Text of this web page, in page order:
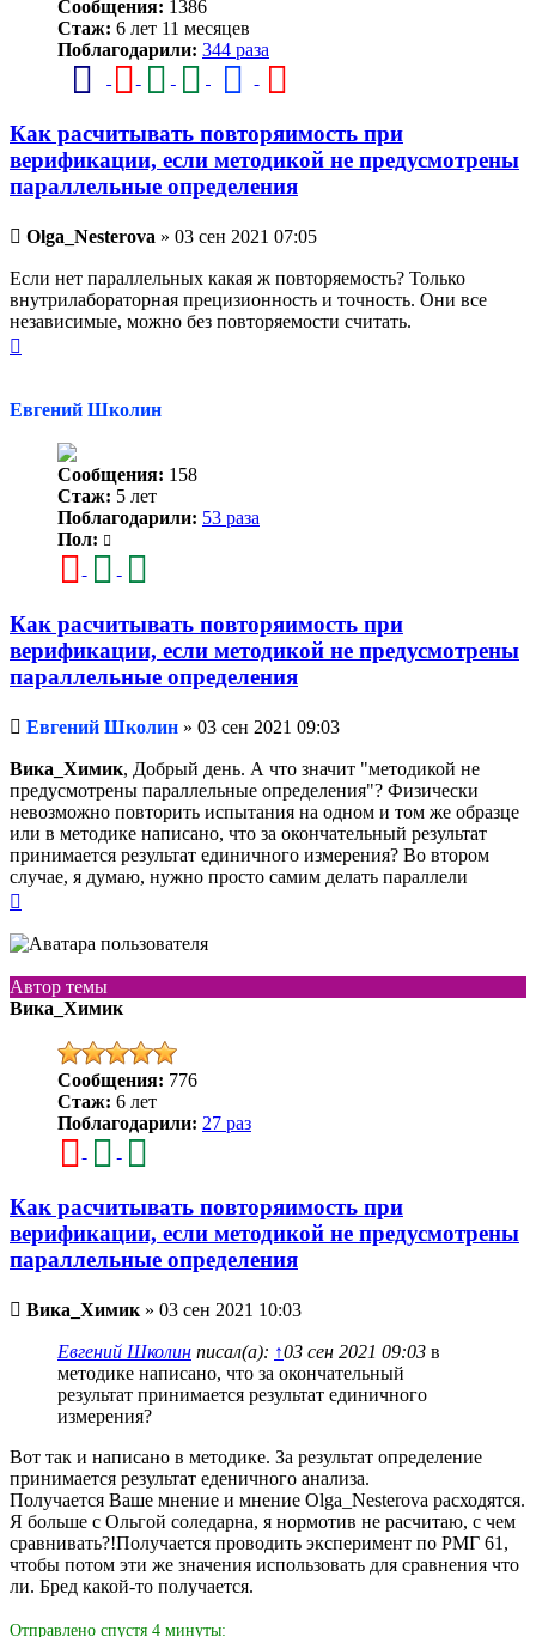
Сообщения: 1386
Стаж: 6 лет 11 месяцев
Поблагодарили: 344 раза
Как расчитывать повторяимость при
верификации, если методикой не предусмотрены
параллельные определения
Непрочитанное
сообщение
Olga_Nesterova » 03 сен 2021 07:05
Если нет параллельных какая ж повторяемость? Только
внутрилабораторная прецизионность и точность. Они все
независимые, можно без повторяемости считать.
Евгений Школин
Сообщения: 158
Стаж: 5 лет
Поблагодарили: 53 раза
Пол:
Как расчитывать повторяимость при
верификации, если методикой не предусмотрены
параллельные определения
Непрочитанное
Евгений Школин » 03 сен 2021 09:03
Вика_Химик, Добрый день. А что значит "методикой не
предусмотрены параллельные определения"? Физически
невозможно повторить испытания на одном и том же образце
или в методике написано, что за окончательный результат
принимается результат единичного измерения? Во втором
случае, я думаю, нужно просто самим делать параллели
началу
Автор темы
Вика_Химик
Сообщения: 776
Стаж: 6 лет
Поблагодарили: 27 раз
Как расчитывать повторяимость при
верификации, если методикой не предусмотрены
параллельные определения
Непрочитанное
сообщение
Вика_Химик » 03 сен 2021 10:03
Евгений Школин писал(а): ↑03 сен 2021 09:03 в
методике написано, что за окончательный
результат принимается результат единичного
измерения?
Вот так и написано в методике. За результат определение
принимается результат еденичного анализа.
Получается Ваше мнение и мнение Olga_Nesterova расходятся.
Я больше с Ольгой соледарна, я нормотив не расчитаю, с чем
сравнивать?!Получается проводить эксперимент по РМГ 61,
чтобы потом эти же значения использовать для сравнения что
ли. Бред какой-то получается.
Отправлено спустя 4 минуты: